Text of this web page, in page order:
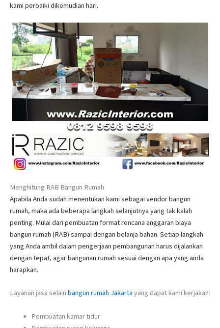
kami perbaiki dikemudian hari.
Menghitung RAB Bangun Rumah
Apabila Anda sudah menentukan kami sebagai vendor bangun
rumah, maka ada beberapa langkah selanjutnya yang tak kalah
penting. Mulai dari pembuatan format rencana anggaran biaya
bangun rumah (RAB) sampai dengan belanja bahan. Setiap langkah
yang Anda ambil dalam pengerjaan pembangunan harus dijalankan
dengan tepat, agar bangunan rumah sesuai dengan apa yang anda
harapkan.
Layanan jasa selain bangun rumah Jakarta yang dapat kami kerjakan:
Pembuatan kamar tidur